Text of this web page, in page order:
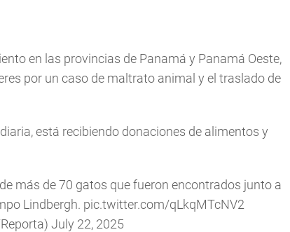
en las provincias de Panamá y Panamá Oeste,
por un caso de maltrato animal y el traslado de
está recibiendo donaciones de alimentos y
más de 70 gatos que fueron encontrados junto a
Lindbergh. pic.twitter.com/qLkqMTcNV2
July 22, 2025